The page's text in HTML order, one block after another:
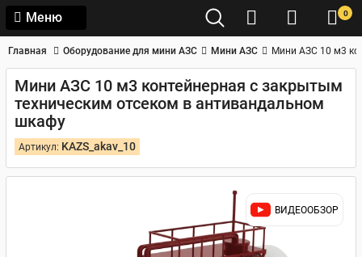
Меню 0
Главная Оборудование для мини АЗС Мини АЗС Мини АЗС 10 м3
Мини АЗС 10 м3 контейнерная с закрытым
техническим отсеком в антивандальном
шкафу
Артикул: KAZS_akav_10
ВИДЕООБЗОР